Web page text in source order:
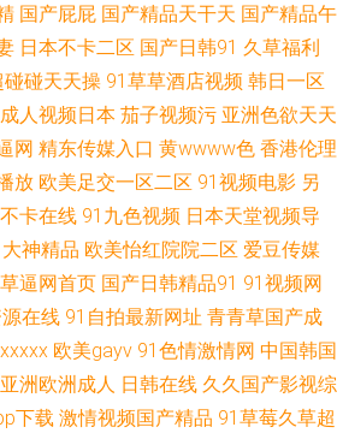
线视频 www传媒探花 女同网站 熟妇人妻视频
黄色库存 日韩伦理 亚洲日美韩AV 91干逼不卡
产精品欧美专区 蜜臀性爱自拍 色色五月天激情
产精品久久码一 久久国产精品在线 欧美激情论
站 欧美色色自拍 午夜晚间福利 Av噜噜福利导
导航 在线观看污视频 超碰97青青草 超碰碰人人
国产屁屁 国产精品天干天 国产精品午
日本不卡二区 国产日韩91 久草福利
碰碰天天操 91草草酒店视频 韩日一区
成人视频日本 茄子视频污 亚洲色欲天天
网 精东传媒入口 黄wwww色 香港伦理
放 欧美足交一区二区 91视频电影 另
卡在线 91九色视频 日本天堂视频导
神精品 欧美怡红院院二区 爱豆传媒
草逼网首页 国产日韩精品91 91视频网
在线 91自拍最新网址 青青草国产成
欧美gayv 91色情激情网 中国韩国
亚洲欧洲成人 日韩在线 久久国产影视综
下载 激情视频国产精品 91草莓久草超